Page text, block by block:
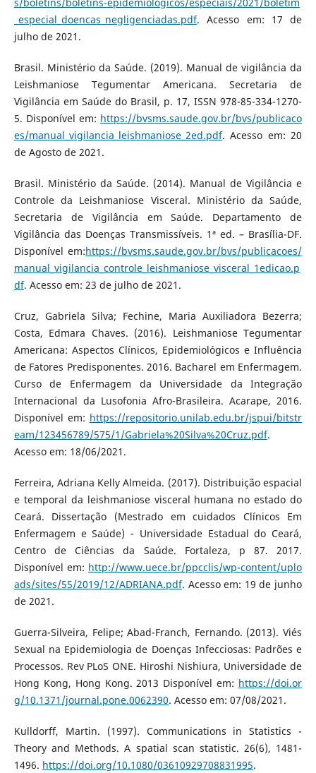
_especial_doencas_negligenciadas.pdf. Acesso em: 17 de
julho de 2021.
Brasil. Ministério da Saúde. (2019). Manual de vigilância da
Leishmaniose Tegumentar Americana. Secretaria de
Vigilância em Saúde do Brasil, p. 17, ISSN 978-85-334-1270-
5. Disponível em: https://bvsms.saude.gov.br/bvs/publicaco
es/manual_vigilancia_leishmaniose_2ed.pdf. Acesso em: 20
de Agosto de 2021.
Brasil. Ministério da Saúde. (2014). Manual de Vigilância e
Controle da Leishmaniose Visceral. Ministério da Saúde,
Secretaria de Vigilância em Saúde. Departamento de
Vigilância das Doenças Transmissíveis. 1ª ed. – Brasília-DF.
Disponível em:https://bvsms.saude.gov.br/bvs/publicacoes/
manual_vigilancia_controle_leishmaniose_visceral_1edicao.p
df. Acesso em: 23 de julho de 2021.
Cruz, Gabriela Silva; Fechine, Maria Auxiliadora Bezerra;
Costa, Edmara Chaves. (2016). Leishmaniose Tegumentar
Americana: Aspectos Clínicos, Epidemiológicos e Influência
de Fatores Predisponentes. 2016. Bacharel em Enfermagem.
Curso de Enfermagem da Universidade da Integração
Internacional da Lusofonia Afro-Brasileira. Acarape, 2016.
Disponível em: https://repositorio.unilab.edu.br/jspui/bitstr
eam/123456789/575/1/Gabriela%20Silva%20Cruz.pdf.
Acesso em: 18/06/2021.
Ferreira, Adriana Kelly Almeida. (2017). Distribuição espacial
e temporal da leishmaniose visceral humana no estado do
Ceará. Dissertação (Mestrado em cuidados Clínicos Em
Enfermagem e Saúde) - Universidade Estadual do Ceará,
Centro de Ciências da Saúde. Fortaleza, p 87. 2017.
Disponível em: http://www.uece.br/ppcclis/wp-content/uplo
ads/sites/55/2019/12/ADRIANA.pdf. Acesso em: 19 de junho
de 2021.
Guerra-Silveira, Felipe; Abad-Franch, Fernando. (2013). Viés
Sexual na Epidemiologia de Doenças Infecciosas: Padrões e
Processos. Rev PLoS ONE. Hiroshi Nishiura, Universidade de
Hong Kong, Hong Kong. 2013 Disponível em: https://doi.or
g/10.1371/journal.pone.0062390. Acesso em: 07/08/2021.
Kulldorff, Martin. (1997). Communications in Statistics -
Theory and Methods. A spatial scan statistic. 26(6), 1481-
1496. https://doi.org/10.1080/03610929708831995.